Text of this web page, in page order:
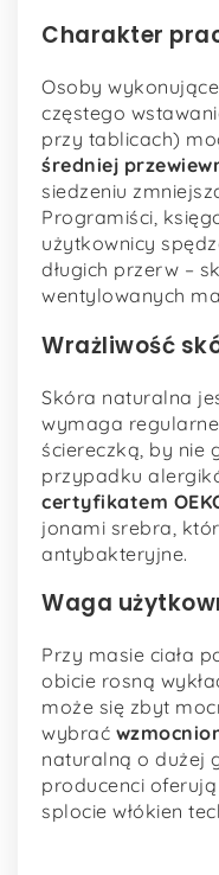
Charakter
Osoby
częstego
przy tablicach)
średniej
siedzeniu
Programiści,
użytkownicy
długich przerw –
wentylowanych
Wrażliwość
Skóra naturalna
wymaga
ściereczką, by nie
przypadku
certyfikatem
jonami srebra,
antybakteryjne.
Waga
Przy masie ciała
obicie rosną
może się zbyt
wybrać
naturalną o dużej
producenci
splocie włókien